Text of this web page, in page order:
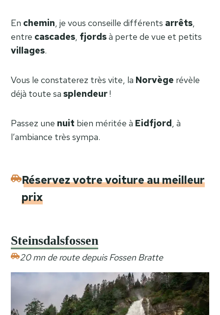
En chemin, je vous conseille différents arrêts,
entre cascades, fjordsà perte de vue et petits
villages.
Vous le constaterez très vite, la Norvège révèle
déjà toute sa splendeur!
Passez une nuit bien méritée à Eidfjord, à
l’ambiance très sympa.
Réservez votre voiture au meilleur
prix
Steinsdalsfossen
20 mn de route depuis Fossen Bratte